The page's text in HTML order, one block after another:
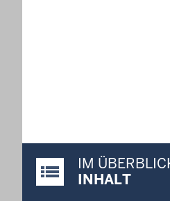
Justiz-Portal im
IM
INHALT